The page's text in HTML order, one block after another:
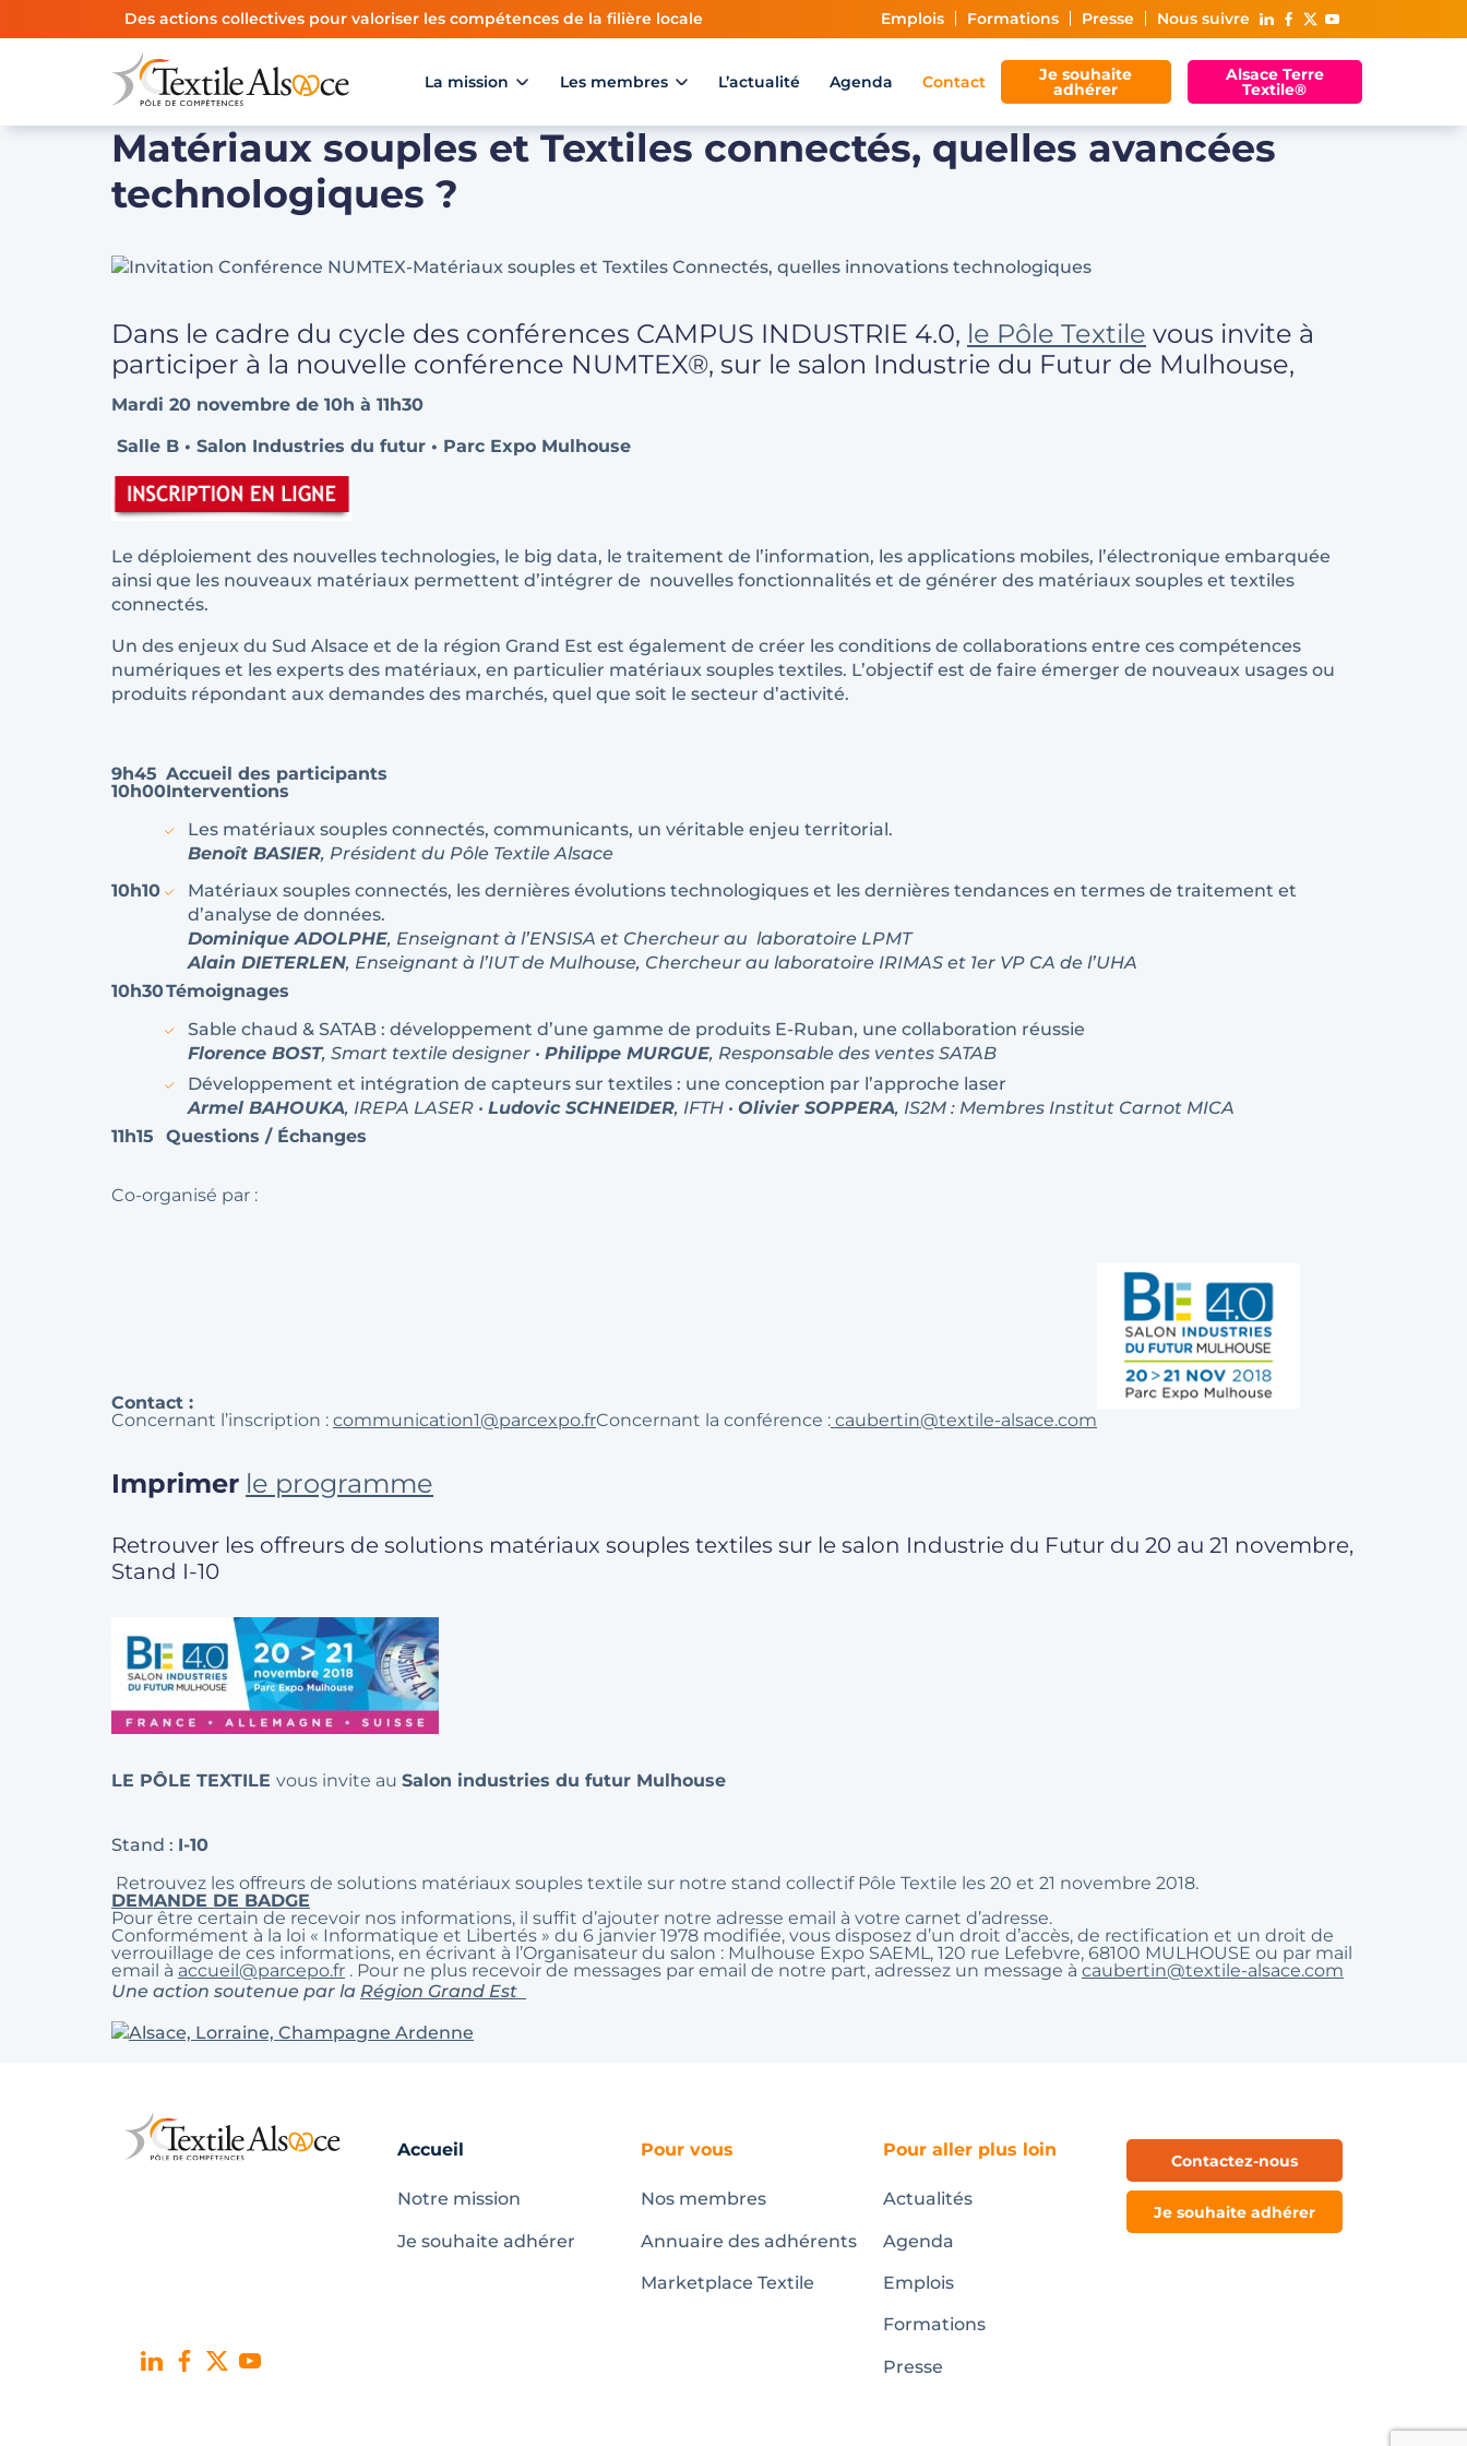
Des actions collectives pour valoriser les compétences de la filière locale Emplois Formations Presse Nous suivre
La mission Les membres L’actualité Agenda Contact Je souhaite
adhérer
Alsace Terre
Textile®
Matériaux souples et Textiles connectés, quelles avancées
technologiques ?
Dans le cadre du cycle des conférences CAMPUS INDUSTRIE 4.0, le Pôle Textile vous invite à
participer à la nouvelle conférence NUMTEX®, sur le salon Industrie du Futur de Mulhouse,
Mardi 20 novembre de 10h à 11h30
Salle B • Salon Industries du futur • Parc Expo Mulhouse
Le déploiement des nouvelles technologies, le big data, le traitement de l’information, les applications mobiles, l’électronique embarquée
ainsi que les nouveaux matériaux permettent d’intégrer de nouvelles fonctionnalités et de générer des matériaux souples et textiles
connectés.
Un des enjeux du Sud Alsace et de la région Grand Est est également de créer les conditions de collaborations entre ces compétences
numériques et les experts des matériaux, en particulier matériaux souples textiles. L’objectif est de faire émerger de nouveaux usages ou
produits répondant aux demandes des marchés, quel que soit le secteur d’activité.
9h45 Accueil des participants
10h00Interventions
Les matériaux souples connectés, communicants, un véritable enjeu territorial.
Benoît BASIER, Président du Pôle Textile Alsace
10h10
Matériaux souples connectés, les dernières évolutions technologiques et les dernières tendances en termes de traitement et
d’analyse de données.
Dominique ADOLPHE, Enseignant à l’ENSISA et Chercheur au laboratoire LPMT
Alain DIETERLEN, Enseignant à l’IUT de Mulhouse, Chercheur au laboratoire IRIMAS et 1er VP CA de l’UHA
10h30Témoignages
Sable chaud & SATAB : développement d’une gamme de produits E-Ruban, une collaboration réussie
Florence BOST, Smart textile designer • Philippe MURGUE, Responsable des ventes SATAB
Développement et intégration de capteurs sur textiles : une conception par l’approche laser
Armel BAHOUKA, IREPA LASER • Ludovic SCHNEIDER, IFTH • Olivier SOPPERA, IS2M : Membres Institut Carnot MICA
11h15
Questions / Échanges
Co-organisé par :
Contact :
Concernant l’inscription : communication1@parcexpo.frConcernant la conférence : caubertin@textile-alsace.com
Imprimer le programme
Retrouver les offreurs de solutions matériaux souples textiles sur le salon Industrie du Futur du 20 au 21 novembre,
Stand I-10
LE PÔLE TEXTILE vous invite au Salon industries du futur Mulhouse
Stand : I-10
Retrouvez les offreurs de solutions matériaux souples textile sur notre stand collectif Pôle Textile les 20 et 21 novembre 2018.
DEMANDE DE BADGE
Pour être certain de recevoir nos informations, il suffit d’ajouter notre adresse email à votre carnet d’adresse.
Conformément à la loi « Informatique et Libertés » du 6 janvier 1978 modifiée, vous disposez d’un droit d’accès, de rectification et un droit de
verrouillage de ces informations, en écrivant à l’Organisateur du salon : Mulhouse Expo SAEML, 120 rue Lefebvre, 68100 MULHOUSE ou par mail
email à accueil@parcepo.fr . Pour ne plus recevoir de messages par email de notre part, adressez un message à caubertin@textile-alsace.com
Une action soutenue par la Région Grand Est
Accueil
Notre mission
Je souhaite adhérer
Pour vous
Nos membres
Annuaire des adhérents
Marketplace Textile
Pour aller plus loin
Actualités
Agenda
Emplois
Formations
Presse
Contactez-nous
Je souhaite adhérer
Panneau de gestion des cookies